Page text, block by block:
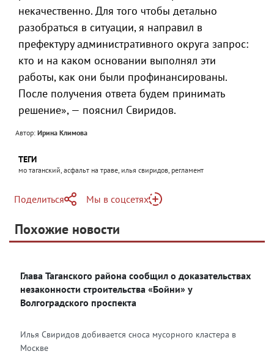
некачественно. Для того чтобы детально
разобраться в ситуации, я направил в
префектуру административного округа запрос:
кто и на каком основании выполнял эти
работы, как они были профинансированы.
После получения ответа будем принимать
решение», — пояснил Свиридов.
Автор: Ирина Климова
ТЕГИ
мо таганский, асфальт на траве, илья свиридов, регламент
Поделиться
Telegram
Одноклассники
Мы в соцсетях
Яндекс Дзен
Похожие новости
Глава Таганского района сообщил о доказательствах
незаконности строительства «Бойни» у
Волгоградского проспекта
Илья Свиридов добивается сноса мусорного кластера в
Москве